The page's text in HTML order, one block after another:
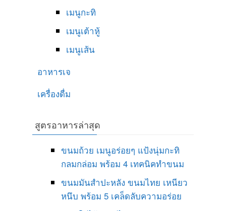
เมนูกะทิ
เมนูเต้าหู้
เมนูเส้น
อาหารเจ
เครื่องดื่ม
สูตรอาหารล่าสุด
ขนมถ้วย เมนูอร่อยๆ แป้งนุ่มกะทิ
กลมกล่อม พร้อม 4 เทคนิคทำขนม
ขนมมันสำปะหลัง ขนมไทย เหนียว
หนึบ พร้อม 5 เคล็ดลับความอร่อย